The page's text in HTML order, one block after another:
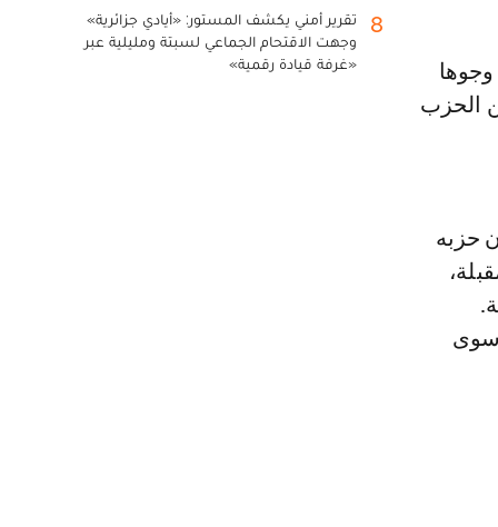
الحزب
حزبه
سوى
8
تقرير أمني يكشف المستور: «أيادي جزائرية»
وجهت الاقتحام الجماعي لسبتة ومليلية عبر
«غرفة قيادة رقمية»